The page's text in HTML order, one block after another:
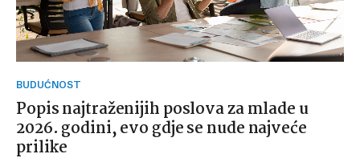
BUDUĆNOST
Popis najtraženijih poslova za mlade u
2026. godini, evo gdje se nude najveće
prilike